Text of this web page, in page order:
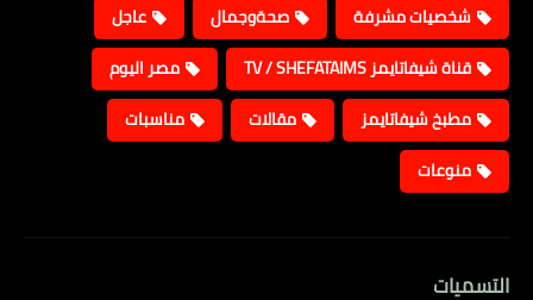
شخصيات مشرفة
صحةوجمال
عاجل
قناة شيفاتايمز TV / SHEFATAIMS
مصر اليوم
مطبخ شيفاتايمز
مقالات
مناسبات
منوعات
التسميات